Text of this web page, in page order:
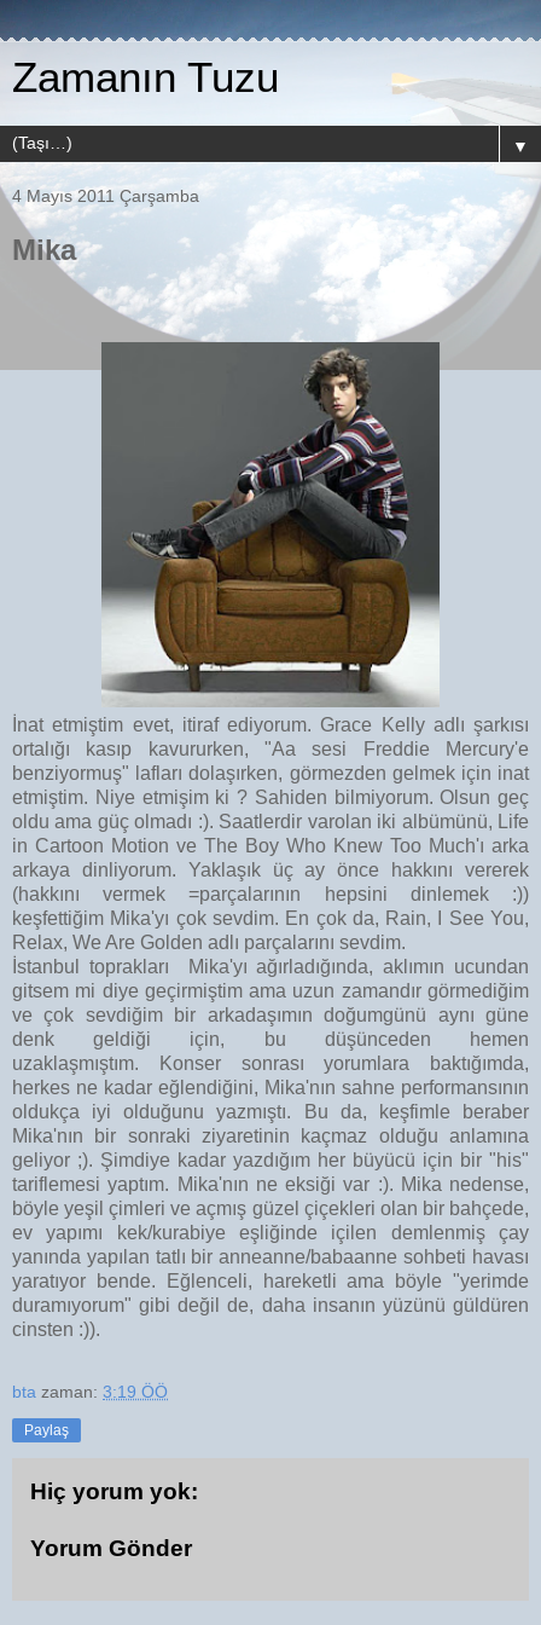
Zamanın Tuzu
▼
4 Mayıs 2011 Çarşamba
Mika
İnat etmiştim evet, itiraf ediyorum. Grace Kelly adlı şarkısı
ortalığı kasıp kavururken, "Aa sesi Freddie Mercury'e
benziyormuş" lafları dolaşırken, görmezden gelmek için inat
etmiştim. Niye etmişim ki ? Sahiden bilmiyorum. Olsun geç
oldu ama güç olmadı :). Saatlerdir varolan iki albümünü, Life
in Cartoon Motion ve The Boy Who Knew Too Much'ı arka
arkaya dinliyorum. Yaklaşık üç ay önce hakkını vererek
(hakkını vermek =parçalarının hepsini dinlemek :))
keşfettiğim Mika'yı çok sevdim. En çok da, Rain, I See You,
Relax, We Are Golden adlı parçalarını sevdim.
İstanbul toprakları Mika'yı ağırladığında, aklımın ucundan
gitsem mi diye geçirmiştim ama uzun zamandır görmediğim
ve çok sevdiğim bir arkadaşımın doğumgünü aynı güne
denk geldiği için, bu düşünceden hemen
uzaklaşmıştım. Konser sonrası yorumlara baktığımda,
herkes ne kadar eğlendiğini, Mika'nın sahne performansının
oldukça iyi olduğunu yazmıştı. Bu da, keşfimle beraber
Mika'nın bir sonraki ziyaretinin kaçmaz olduğu anlamına
geliyor ;). Şimdiye kadar yazdığım her büyücü için bir "his"
tariflemesi yaptım. Mika'nın ne eksiği var :). Mika nedense,
böyle yeşil çimleri ve açmış güzel çiçekleri olan bir bahçede,
ev yapımı kek/kurabiye eşliğinde içilen demlenmiş çay
yanında yapılan tatlı bir anneanne/babaanne sohbeti havası
yaratıyor bende. Eğlenceli, hareketli ama böyle "yerimde
duramıyorum" gibi değil de, daha insanın yüzünü güldüren
cinsten :)).
bta zaman: 3:19 ÖÖ
Paylaş
Hiç yorum yok:
Yorum Gönder